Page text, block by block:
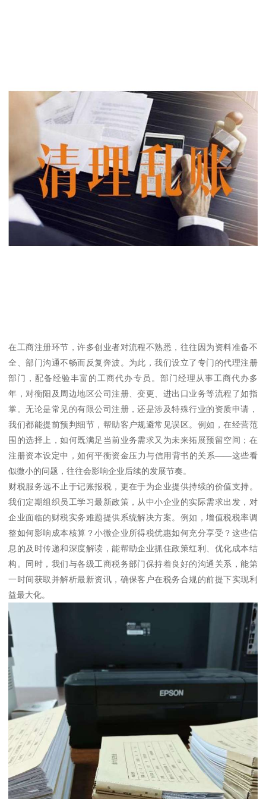
在工商注册环节，许多创业者对流程不熟悉，往往因为资料准备不
全、部门沟通不畅而反复奔波。为此，我们设立了专门的代理注册
部门，配备经验丰富的工商代办专员。部门经理从事工商代办多
年，对衡阳及周边地区公司注册、变更、进出口业务等流程了如指
掌。无论是常见的有限公司注册，还是涉及特殊行业的资质申请，
我们都能提前预判细节，帮助客户规避常见误区。例如，在经营范
围的选择上，如何既满足当前业务需求又为未来拓展预留空间；在
注册资本设定中，如何平衡资金压力与信用背书的关系——这些看
似微小的问题，往往会影响企业后续的发展节奏。
财税服务远不止于记账报税，更在于为企业提供持续的价值支持。
我们定期组织员工学习最新政策，从中小企业的实际需求出发，对
企业面临的财税实务难题提供系统解决方案。例如，增值税税率调
整如何影响成本核算？小微企业所得税优惠如何充分享受？这些信
息的及时传递和深度解读，能帮助企业抓住政策红利、优化成本结
构。同时，我们与各级工商税务部门保持着良好的沟通关系，能第
一时间获取并解析最新资讯，确保客户在税务合规的前提下实现利
益最大化。